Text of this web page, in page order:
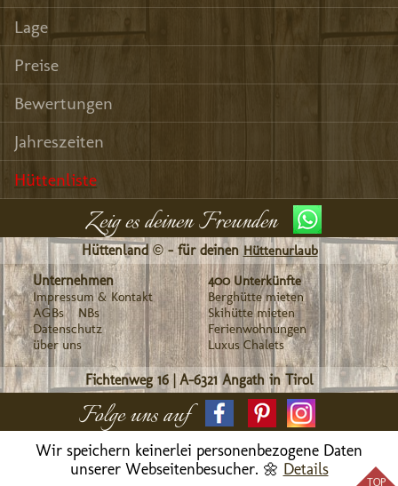
Lage
Preise
Bewertungen
Jahreszeiten
Hüttenliste
Zeig es deinen Freunden
Hüttenland © - für deinen Hüttenurlaub
Unternehmen
Impressum & Kontakt
AGBs
NBs
Datenschutz
über uns
400 Unterkünfte
Berghütte mieten
Skihütte mieten
Ferienwohnungen
Luxus Chalets
Fichtenweg 16 | A-6321 Angath in Tirol
Folge uns auf
Wir speichern keinerlei personenbezogene Daten
unserer Webseitenbesucher. 🌼 Details
TOP